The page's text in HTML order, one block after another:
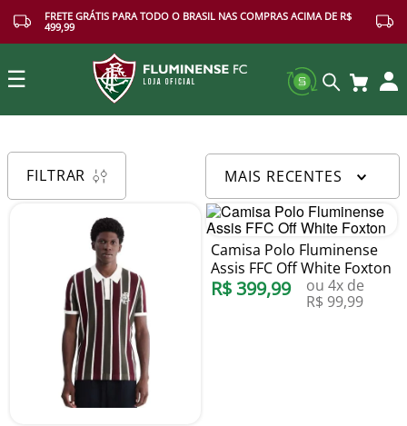
FRETE GRÁTIS PARA TODO O BRASIL NAS COMPRAS ACIMA DE R$
499,99
☰
FILTRAR MAIS RECENTES
Camisa Polo Fluminense
Assis FFC Off White Foxton
R$ 399,99 ou 4x de
R$ 99,99